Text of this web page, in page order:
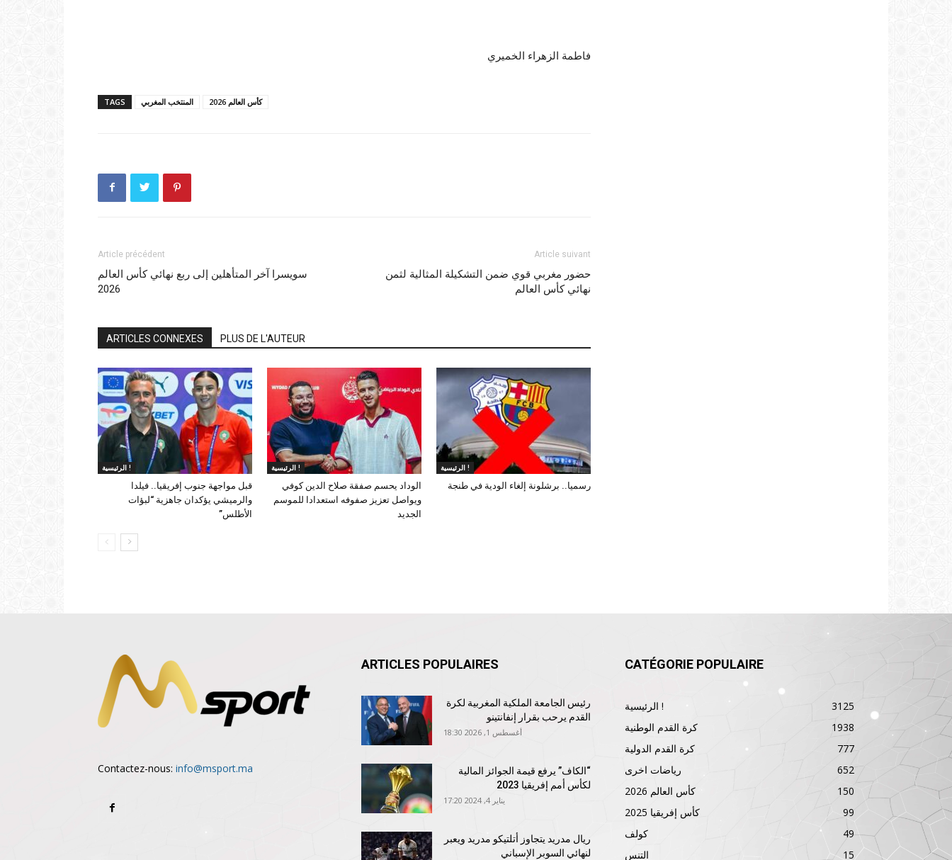
فاطمة الزهراء الخميري
TAGS المنتخب المغربي كأس العالم 2026
Article précédent
سويسرا آخر المتأهلين إلى ربع نهائي كأس العالم
2026
Article suivant
حضور مغربي قوي ضمن التشكيلة المثالية لثمن
نهائي كأس العالم
ARTICLES CONNEXES PLUS DE L'AUTEUR
الرئيسية !
قبل مواجهة جنوب إفريقيا.. فيلدا
والرميشي يؤكدان جاهزية “لبؤات
الأطلس”
الرئيسية !
الوداد يحسم صفقة صلاح الدين كوفي
ويواصل تعزيز صفوفه استعدادا للموسم
الجديد
الرئيسية !
رسميا.. برشلونة إلغاء الودية في طنجة
Contactez-nous: info@msport.ma
ARTICLES POPULAIRES
رئيس الجامعة الملكية المغربية لكرة
القدم يرحب بقرار إنفانتينو
أغسطس 1, 2026 18:30
“الكاف” يرفع قيمة الجوائز المالية
لكأس أمم إفريقيا 2023
يناير 4, 2024 17:20
ريال مدريد يتجاوز أتلتيكو مدريد ويعبر
لنهائي السوبر الإسباني
CATÉGORIE POPULAIRE
الرئيسية !
3125
كرة القدم الوطنية
1938
كرة القدم الدولية
777
رياضات اخرى
652
كأس العالم 2026
150
كأس إفريقيا 2025
99
كولف
49
التنس
15